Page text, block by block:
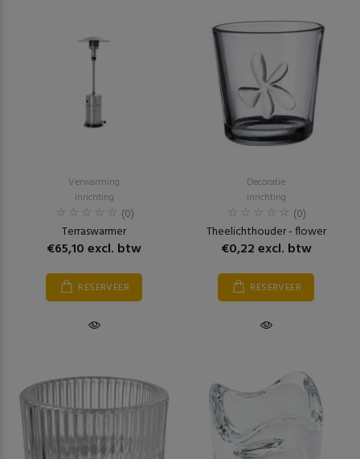
Verwarming
Inrichting
(0)
Terraswarmer
€65,10 excl. btw
RESERVEER
Decoratie
Inrichting
(0)
Theelichthouder - flower
€0,22 excl. btw
RESERVEER